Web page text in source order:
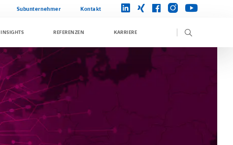
Subunternehmer Kontakt linkedin
xing facebookinstagramyoutube
REFERENZEN KARRIERE